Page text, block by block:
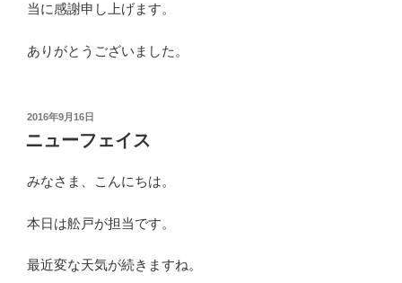
当に感謝申し上げます。
ありがとうございました。
投
日:
2016年9月16日
ニューフェイス
みなさま、こんにちは。
本日は舩戸が担当です。
最近変な天気が続きますね。